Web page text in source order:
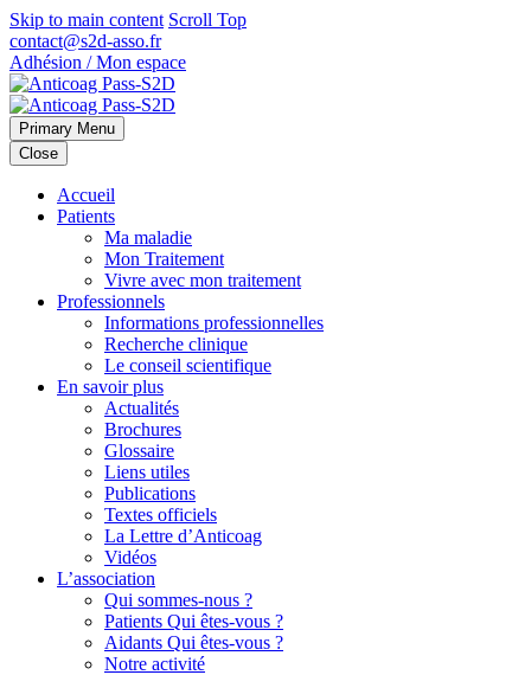
Skip to main content Scroll Top
contact@s2d-asso.fr
Adhésion / Mon espace
Primary Menu
Close
Accueil
Patients
Ma maladie
Mon Traitement
Vivre avec mon traitement
Professionnels
Informations professionnelles
Recherche clinique
Le conseil scientifique
En savoir plus
Actualités
Brochures
Glossaire
Liens utiles
Publications
Textes officiels
La Lettre d’Anticoag
Vidéos
L’association
Qui sommes-nous ?
Patients Qui êtes-vous ?
Aidants Qui êtes-vous ?
Notre activité